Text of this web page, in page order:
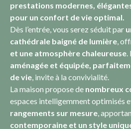
prestations modernes,
pour un confort de vie optimal.
Dès l’entrée, vous serez séduit par
cathédrale baigné de lumière,
et une atmosphère chaleureuse.
aménagée et équipée,
de vie, invite à la convivialité.
La maison propose de nombreux
espaces intelligemment optimisés
rangements sur mesure,
contemporaine et un style